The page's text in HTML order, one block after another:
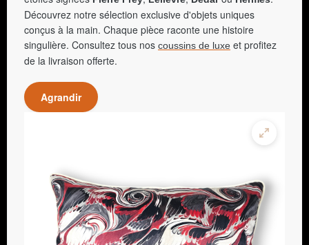
Découvrez notre sélection exclusive d'objets uniques
conçus à la main. Chaque pièce raconte une histoire
singulière. Consultez tous nos coussins de luxe et profitez
de la livraison offerte.
Agrandir